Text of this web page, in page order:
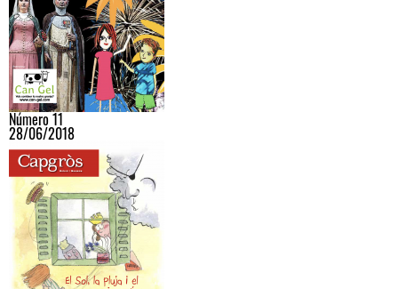
Número 11
28/06/2018